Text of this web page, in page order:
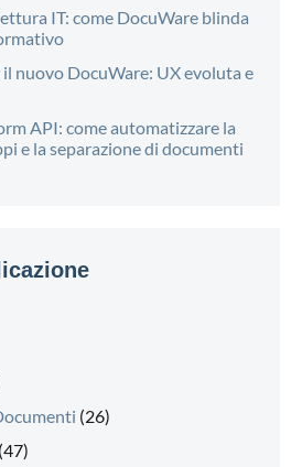
IT: come DocuWare blinda
nuovo DocuWare: UX evoluta e
API: come automatizzare la
e la separazione di documenti
(26)
(47)